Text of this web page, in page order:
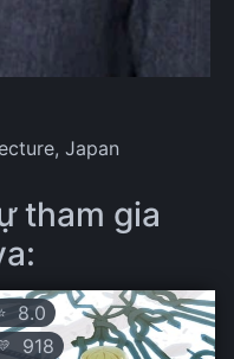
Japan
tham gia
8.0
918